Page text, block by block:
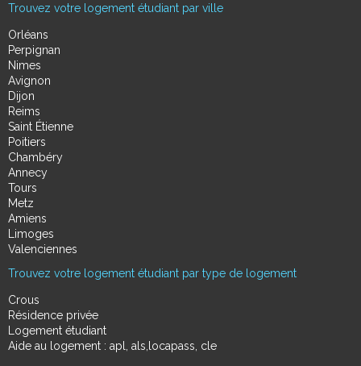
Trouvez votre logement étudiant par ville
Orléans
Perpignan
Nimes
Avignon
Dijon
Reims
Saint Étienne
Poitiers
Chambéry
Annecy
Tours
Metz
Amiens
Limoges
Valenciennes
Trouvez votre logement étudiant par type de logement
Crous
Résidence privée
Logement étudiant
Aide au logement : apl, als,locapass, cle